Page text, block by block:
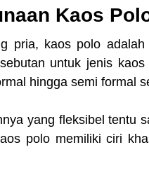
Kaos
pria, kaos polo
untuk jenis
hingga semi formal
yang fleksibel tentu
polo memiliki ciri